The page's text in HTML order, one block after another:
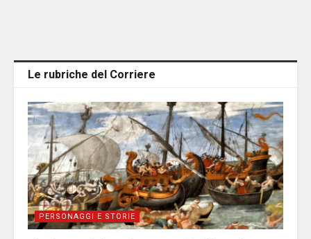
Le rubriche del Corriere
PERSONAGGI E STORIE